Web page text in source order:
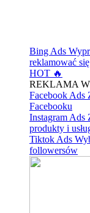
Bing Ads
reklamować
HOT 🔥
REKLAMA
Facebook Ads
Facebooku
Instagram Ads
produkty i
Tiktok Ads
followersów